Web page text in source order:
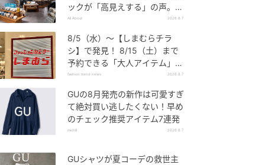
ックが「高見えする」の声。2
個購入する人も
All About 2026.8.7
8/5（水）〜【しまむらチラ
シ】で発見！ 8/15（土）まで
予約できる「大人アイテム」っ
て？
fashion trend news 2026.8.7
GUの8月発売の新作は可愛すぎ
て絶対買い逃したくない！早め
のチェック推奨アイテム7連発
michill 2026.8.7
GUシャツが夏コーデの救世主